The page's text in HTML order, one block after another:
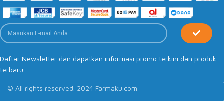
Daftar Newsletter dan dapatkan informasi promo terkini dan produk
terbaru.
© All rights reserved. 2024 Farmaku.com